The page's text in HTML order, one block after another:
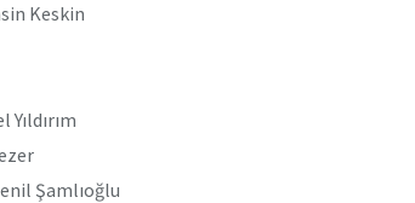
Keskin
Şamlıoğlu